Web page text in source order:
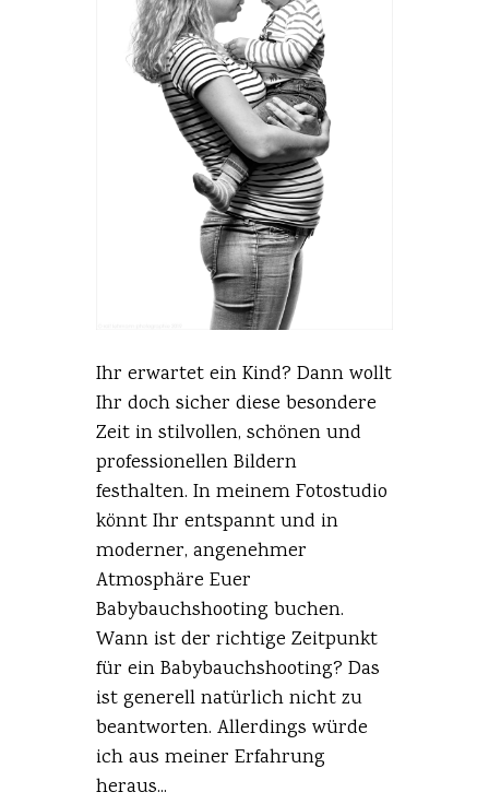
Ihr erwartet ein Kind? Dann wollt
Ihr doch sicher diese besondere
Zeit in stilvollen, schönen und
professionellen Bildern
festhalten. In meinem Fotostudio
könnt Ihr entspannt und in
moderner, angenehmer
Atmosphäre Euer
Babybauchshooting buchen.
Wann ist der richtige Zeitpunkt
für ein Babybauchshooting? Das
ist generell natürlich nicht zu
beantworten. Allerdings würde
ich aus meiner Erfahrung
heraus...